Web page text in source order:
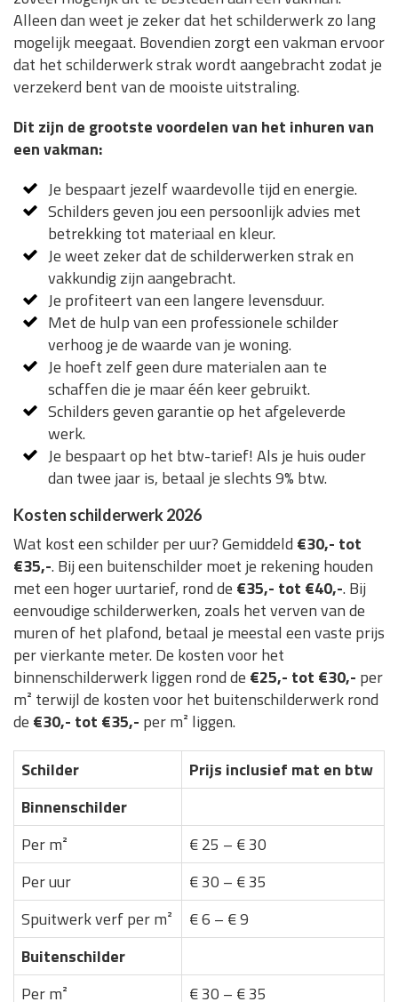
Alleen dan weet je zeker dat het schilderwerk zo lang
mogelijk meegaat. Bovendien zorgt een vakman ervoor
dat het schilderwerk strak wordt aangebracht zodat je
verzekerd bent van de mooiste uitstraling.
Dit zijn de grootste voordelen van het inhuren van
een vakman:
Je bespaart jezelf waardevolle tijd en energie.
Schilders geven jou een persoonlijk advies met
betrekking tot materiaal en kleur.
Je weet zeker dat de schilderwerken strak en
vakkundig zijn aangebracht.
Je profiteert van een langere levensduur.
Met de hulp van een professionele schilder
verhoog je de waarde van je woning.
Je hoeft zelf geen dure materialen aan te
schaffen die je maar één keer gebruikt.
Schilders geven garantie op het afgeleverde
werk.
Je bespaart op het btw-tarief! Als je huis ouder
dan twee jaar is, betaal je slechts 9% btw.
Kosten schilderwerk 2026
Wat kost een schilder per uur? Gemiddeld €30,- tot
€35,-. Bij een buitenschilder moet je rekening houden
met een hoger uurtarief, rond de €35,- tot €40,-. Bij
eenvoudige schilderwerken, zoals het verven van de
muren of het plafond, betaal je meestal een vaste prijs
per vierkante meter. De kosten voor het
binnenschilderwerk liggen rond de €25,- tot €30,- per
m² terwijl de kosten voor het buitenschilderwerk rond
de €30,- tot €35,- per m² liggen.
Schilder
Prijs inclusief mat en btw
Binnenschilder
Per m²
€ 25 – € 30
Per uur
€ 30 – € 35
Spuitwerk verf per m²
€ 6 – € 9
Buitenschilder
Per m²
€ 30 – € 35